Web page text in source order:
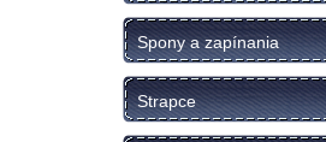
Spony a zapínania
Strapce